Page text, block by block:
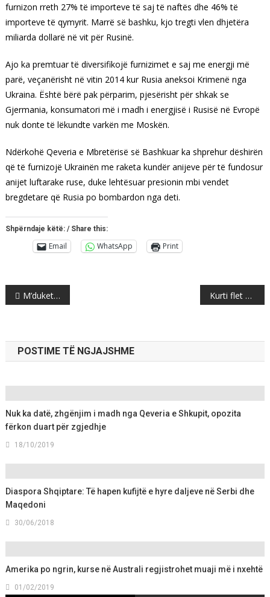
furnizon rreth 27% të importeve të saj të naftës dhe 46% të
importeve të qymyrit. Marrë së bashku, kjo tregti vlen dhjetëra
miliarda dollarë në vit për Rusinë.
Ajo ka premtuar të diversifikojë furnizimet e saj me energji më
parë, veçanërisht në vitin 2014 kur Rusia aneksoi Krimenë nga
Ukraina. Është bërë pak përparim, pjesërisht për shkak se
Gjermania, konsumatori më i madh i energjisë i Rusisë në Evropë
nuk donte të lëkundte varkën me Moskën.
Ndërkohë Qeveria e Mbretërisë së Bashkuar ka shprehur dëshirën
që të furnizojë Ukrainën me raketa kundër anijeve për të fundosur
anijet luftarake ruse, duke lehtësuar presionin mbi vendet
bregdetare që Rusia po bombardon nga deti.
Shpërndaje këtë: / Share this:
Email WhatsApp Print
Post
navigation
M’duket se quhet Albin! Kurti flet për sulmet në veri, tregon çfarë qëllimi kishin
POSTIME TË NGJAJSHME
Nuk ka datë, zhgënjim i madh nga Qeveria e Shkupit, opozita
fërkon duart për zgjedhje
18/10/2019
Diaspora Shqiptare: Të hapen kufijtë e hyre daljeve në Serbi dhe
Maqedoni
30/06/2018
Amerika po ngrin, kurse në Australi regjistrohet muaji më i nxehtë
01/02/2019